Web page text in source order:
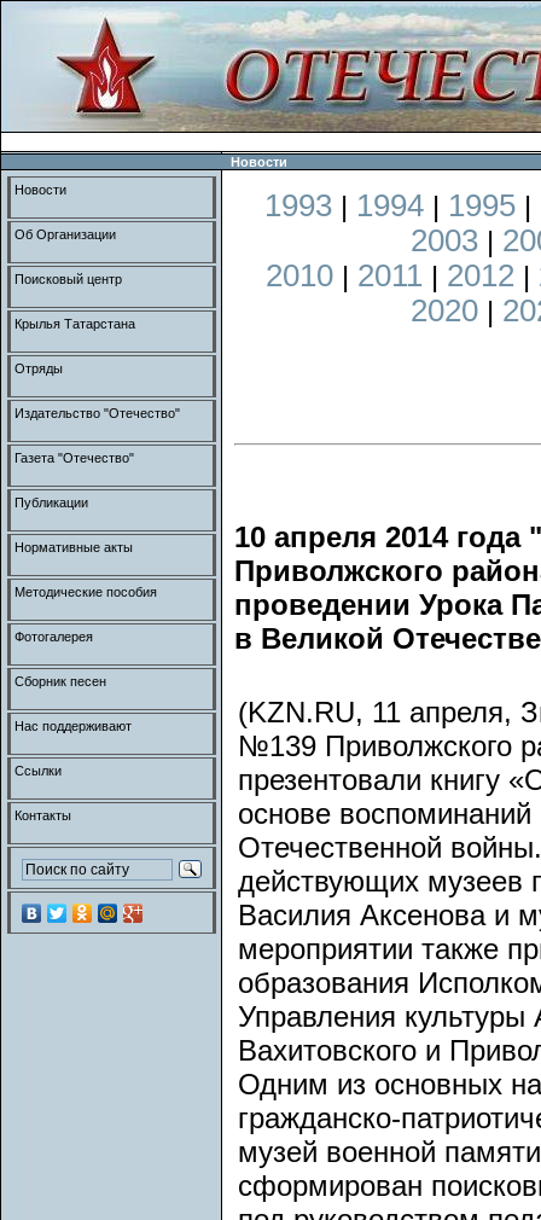
Новости
1993 | 1994 | 1995 |
2003 |
2010 | 2011 | 2012 |
2020 |
10 апреля 2014
Приволжского
проведении Урока
в Великой
(KZN.RU, 11 апреля,
№139 Приволжского
презентовали книгу
основе воспоминаний
Отечественной
действующих музеев
Василия Аксенова и
мероприятии также
образования
Управления
Вахитовского и
Одним из основных
гражданско-
музей военной
сформирован
Новости
Об Организации
Поисковый центр
Крылья Татарстана
Отряды
Издательство "Отечество"
Газета "Отечество"
Публикации
Нормативные акты
Методические пособия
Фотогалерея
Сборник песен
Нас поддерживают
Ссылки
Контакты